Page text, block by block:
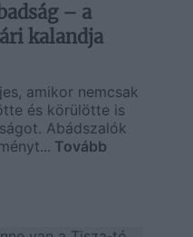
– a
kalandja
amikor nemcsak
és körülötte is
Abádszalók
Tovább